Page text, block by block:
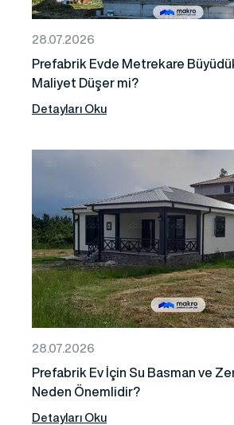
28.07.2026
Prefabrik Evde Metrekare
Maliyet Düşer mi?
Detayları Oku
28.07.2026
Prefabrik Ev İçin Su Basman ve
Neden Önemlidir?
Detayları Oku